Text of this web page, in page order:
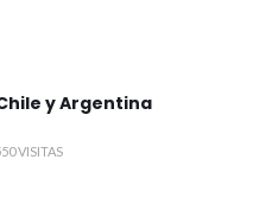
y Argentina
VISITAS